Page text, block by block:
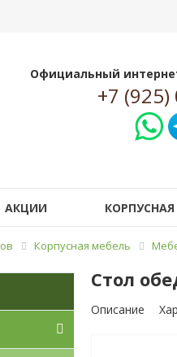
Официальный
+7
АКЦИИ
Корпусная мебель
Стол
Описание